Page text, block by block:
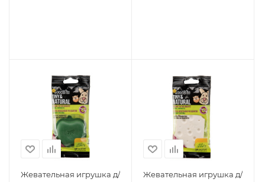
Жевательная игрушка д/
Жевательная игрушка д/